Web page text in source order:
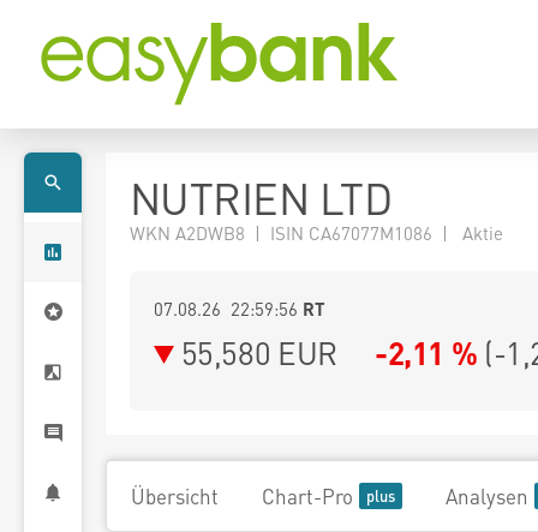
NUTRIEN LTD
WKN A2DWB8 | ISIN CA67077M1086 | Aktie
07.08.26 22:59:56 RT
55,580 EUR -2,11 % (-
Übersicht Chart-Pro Analysen